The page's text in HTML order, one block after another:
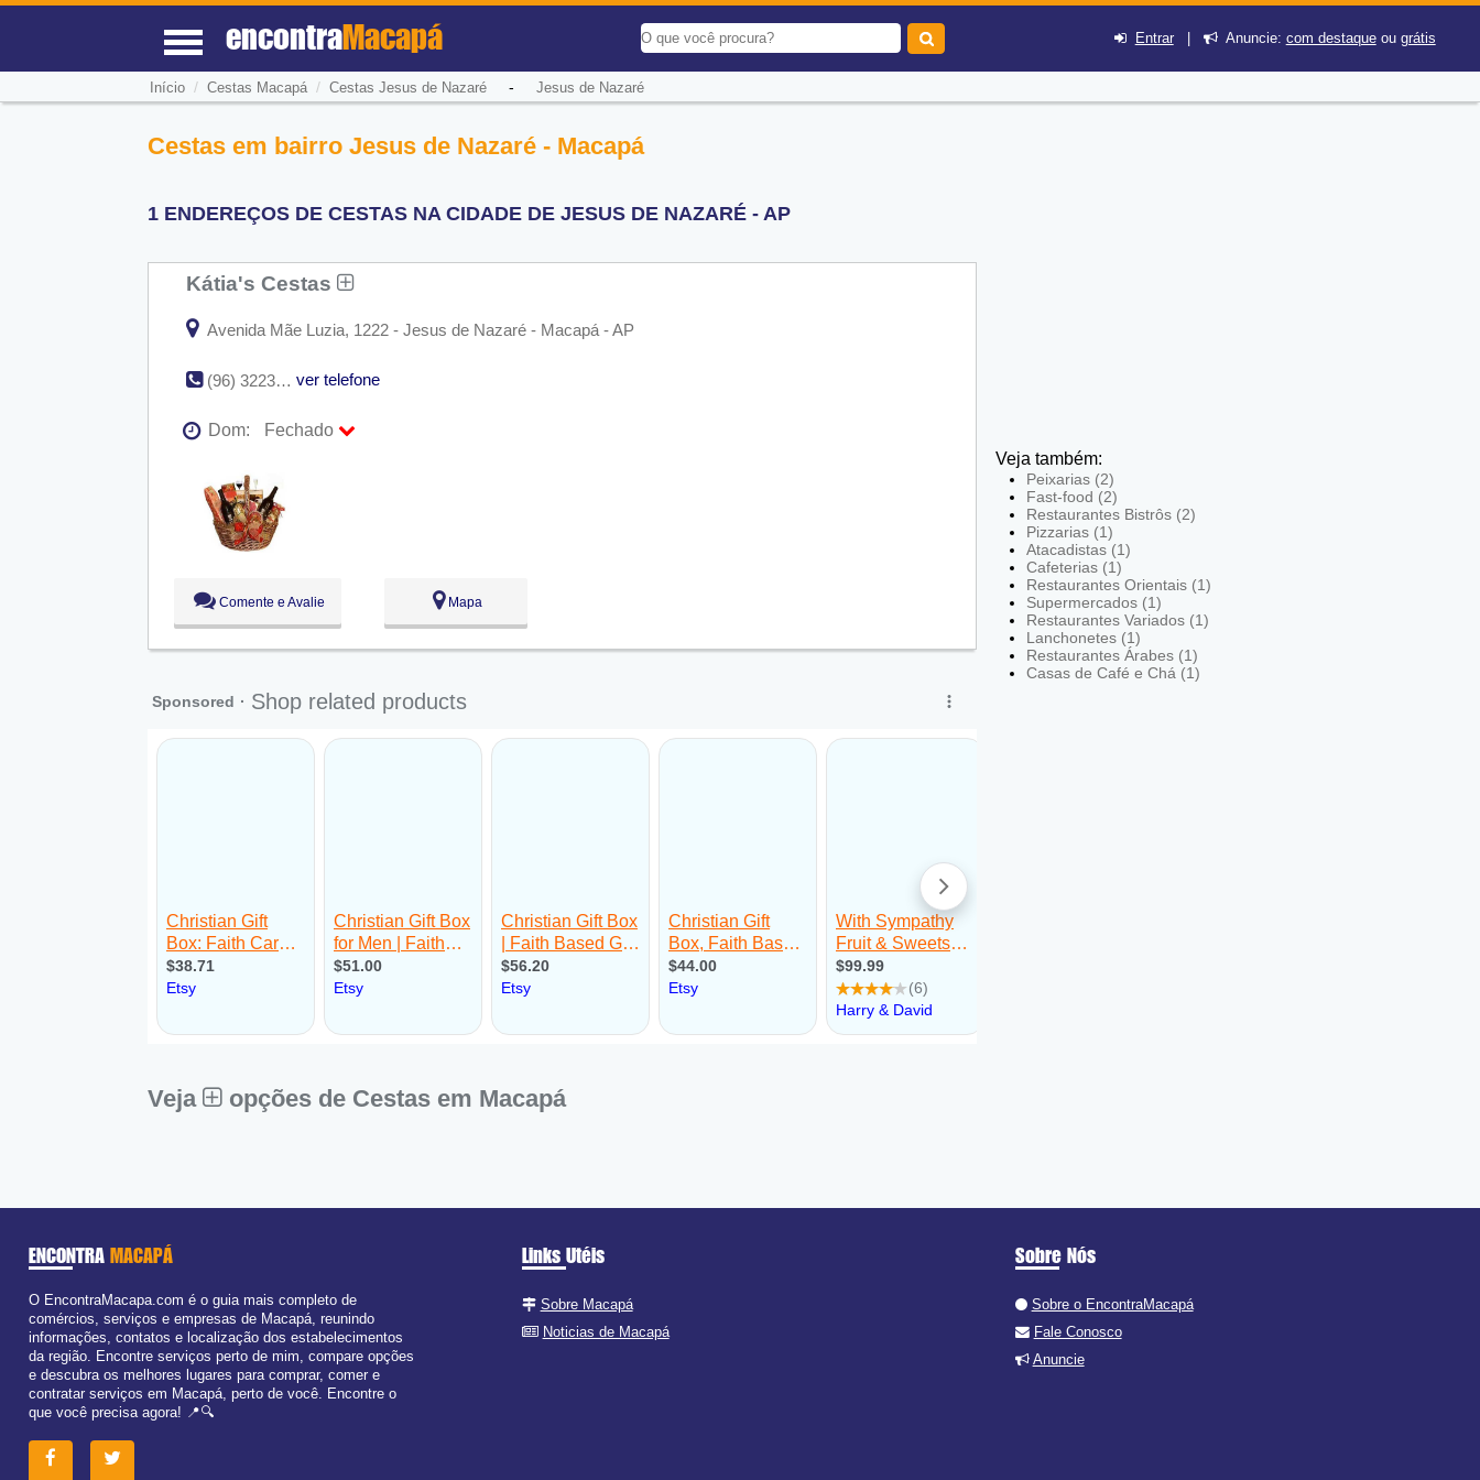
encontraMacapá Entrar| Anuncie: com destaqueou grátis
Início / Cestas Macapá/ Cestas Jesus de Nazaré- Jesus de Nazaré
Cestas em bairro Jesus de Nazaré - Macapá
1 ENDEREÇOS DE CESTAS NA CIDADE DE JESUS DE NAZARÉ - AP
Kátia's Cestas
Avenida Mãe Luzia, 1222 - Jesus de Nazaré - Macapá - AP
(96) 3223-3078 ver telefone
Dom:
Fechado
09:00 - 18:00
Qua:
09:00 - 18:00
09:00 - 18:00
09:00 - 18:00
Comente e Avalie Mapa
Veja opções de Cestas em Macapá
Veja também:
Peixarias (2)
Fast-food (2)
Restaurantes Bistrôs (2)
Pizzarias (1)
Atacadistas (1)
Cafeterias (1)
Restaurantes Orientais (1)
Supermercados (1)
Restaurantes Variados (1)
Lanchonetes (1)
Restaurantes Árabes (1)
Casas de Café e Chá (1)
ENCONTRA MACAPÁ
O EncontraMacapa.com é o guia mais completo de
comércios, serviços e empresas de Macapá, reunindo
informações, contatos e localização dos estabelecimentos
da região. Encontre serviços perto de mim, compare opções
e descubra os melhores lugares para comprar, comer e
contratar serviços em Macapá, perto de você. Encontre o
que você precisa agora! 📍🔍
Links Utéis
Sobre Macapá
Noticias de Macapá
Sobre Nós
Sobre o EncontraMacapá
Fale Conosco
Anuncie